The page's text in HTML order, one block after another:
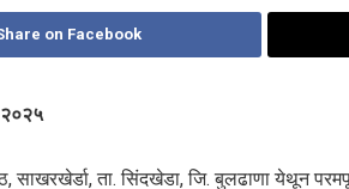
on Facebook
साखरखेर्डा, ता. सिंदखेडा, जि. बुलढाणा येथून